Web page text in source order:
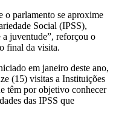
o parlamento se aproxime
Social (IPSS),
a juventude”, reforçou o
final da visita.
em janeiro deste ano,
(15) visitas a Instituições
têm por objetivo conhecer
das IPSS que